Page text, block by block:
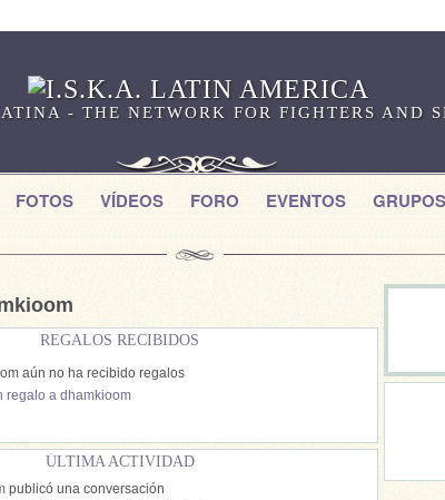
- THE NETWORK FOR FIGHTERS AND
FOTOS VÍDEOS FORO EVENTOS GRUPOS
REGALOS RECIBIDOS
aún no ha recibido regalos
regalo a dhamkioom
ÚLTIMA ACTIVIDAD
publicó una conversación